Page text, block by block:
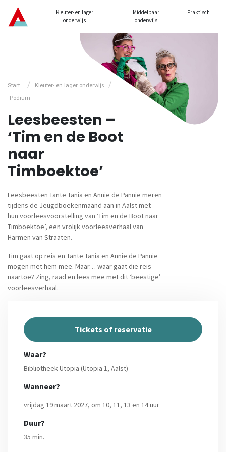
Kleuter- en lager
onderwijs
Middelbaar
onderwijs
Praktisch
Start / Kleuter- en lager onderwijs /
Podium
Leesbeesten –
‘Tim en de Boot
naar
Timboektoe’
Leesbeesten Tante Tania en Annie de Pannie meren
tijdens de Jeugdboekenmaand aan in Aalst met
hun voorleesvoorstelling van ‘Tim en de Boot naar
Timboektoe’, een vrolijk voorleesverhaal van
Harmen van Straaten.
Tim gaat op reis en Tante Tania en Annie de Pannie
mogen met hem mee. Maar… waar gaat die reis
naartoe? Zing, raad en lees mee met dit ‘beestige’
voorleesverhaal.
Tickets of reservatie
Waar?
Bibliotheek Utopia (Utopia 1, Aalst)
Wanneer?
vrijdag 19 maart 2027, om 10, 11, 13 en 14 uur
Duur?
35 min.